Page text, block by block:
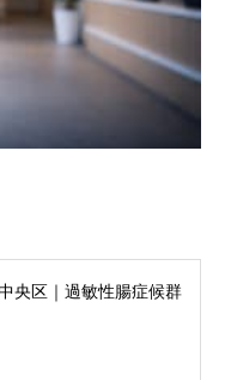
央区｜過敏性腸症候群